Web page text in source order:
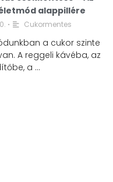
alappillére
• Cukormentes
a cukor szinte
A reggeli kávéba, az
a …
Cukorfogyasztás
egészséges életmód
alappillére